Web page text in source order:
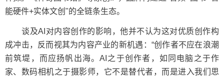
能硬件+实体文创"的全链条生态。
谈及AI对内容创作的影响，他并不认为这对优质创作构
成冲击，反而视其为内容产业的新机遇：“创作者不应在浪潮
前筑堤，而应扬帆出海。AI之于创作者，如同电脑之于作
家、数码相机之于摄影师，它不是替代者，而是进入我们思